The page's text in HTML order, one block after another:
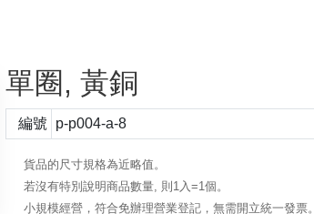
單圈, 黃銅
編號 p-p004-a-8
貨品的尺寸規格為近略值。
若沒有特別說明商品數量, 則1入=1個。
小規模經營，符合免辦理營業登記，無需開立統一發票。